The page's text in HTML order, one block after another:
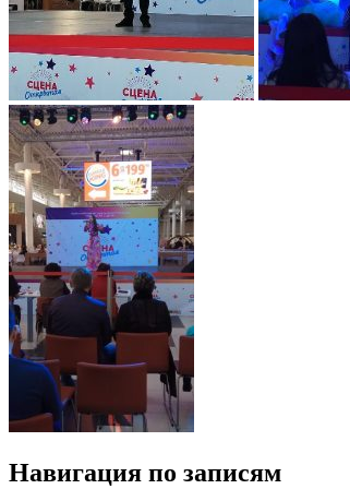
Навигация по записям